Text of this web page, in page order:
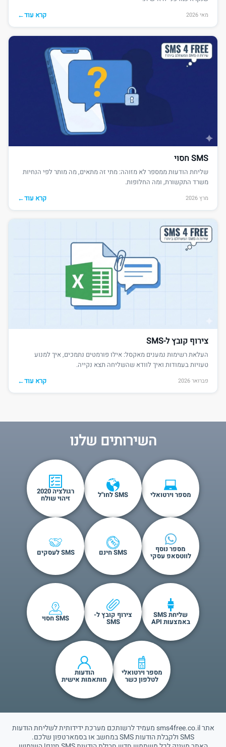
מאי 2026 קרא עוד←
SMS חסוי
שליחת הודעות ממספר לא מזוהה: מתי זה מתאים, מה מותר לפי הנחיות
משרד התקשורת, ומה החלופות.
מרץ 2026 קרא עוד←
צירוף קובץ ל-SMS
העלאת רשימות נמענים מאקסל: אילו פורמטים נתמכים, איך למנוע
טעויות בעמודות ואיך לוודא שהשליחה תצא נקייה.
פברואר 2026 קרא עוד←
השירותים שלנו
מספר וירטואלי SMS לחו"ל רגולציה 2020
זיהוי שולח
מספר נוסף
לווטסאפ עסקי SMS חינם SMS לעסקים
שליחת SMS
באמצעות API
צירוף קובץ ל-
SMS SMS חסוי
מספר וירטואלי
לטלפון כשר
הודעות
מותאמות אישית
אתר sms4free.co.il מעמיד לרשותכם מערכת ידידותית לשליחת הודעות
SMS ולקבלת הודעות SMS במחשב או בסמארטפון שלכם.